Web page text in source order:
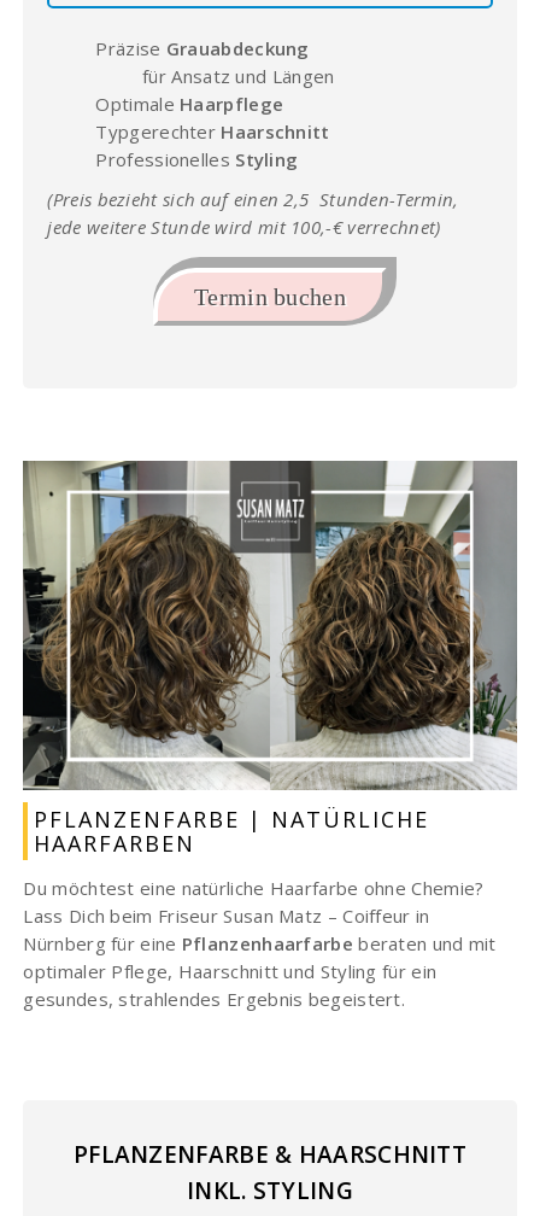
Präzise Grauabdeckung
für Ansatz und Längen
Optimale Haarpflege
Typgerechter Haarschnitt
Professionelles Styling
(Preis bezieht sich auf einen 2,5 Stunden-Termin,
jede weitere Stunde wird mit 100,-€ verrechnet)
Termin buchen
PFLANZENFARBE | NATÜRLICHE
HAARFARBEN
Du möchtest eine natürliche Haarfarbe ohne Chemie?
Lass Dich beim Friseur Susan Matz – Coiffeur in
Nürnberg für eine Pflanzenhaarfarbe beraten und mit
optimaler Pflege, Haarschnitt und Styling für ein
gesundes, strahlendes Ergebnis begeistert.
PFLANZENFARBE & HAARSCHNITT
INKL. STYLING